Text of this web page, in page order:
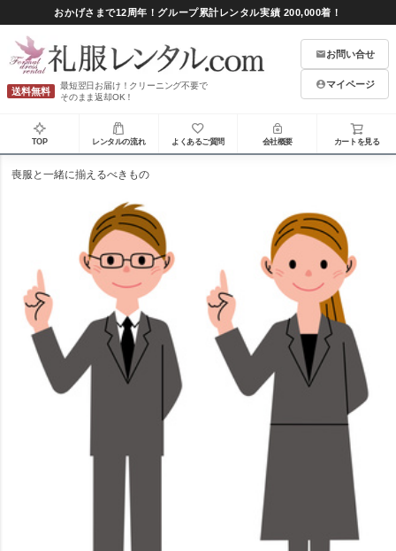
おかげさまで12周年！グループ累計レンタル実績 200,000着！
送料無料
最短翌日お届け！クリーニング不要で
そのまま返却OK！
お問い合せ
マイページ
TOP レンタルの流れ よくあるご質問 会社概要 カートを見る
喪服と一緒に揃えるべきもの